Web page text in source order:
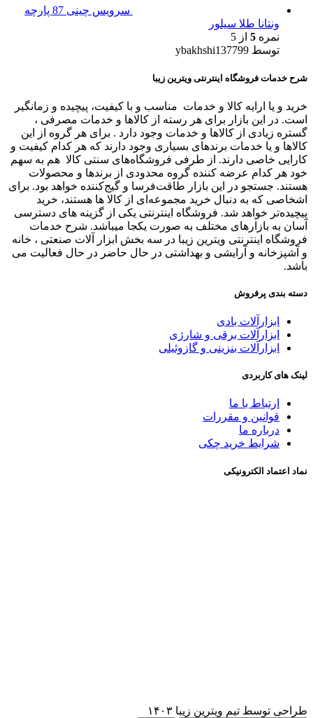
سرویس چینی 87 پارچه
ونتانا طلا سیلور
نمره 5 از 5
توسط ybakhshi137799
شرح خدمات فروشگاه اینترنتی ویترین زیبا
خرید و یا ارایه کالا و خدمات مناسب و با کیفیت، پیچیده و زمانگیر
است. در این بازار برای هر رسته از کالاها و خدمات مصرفی ،
گستره زیادی از کالاها و خدمات وجود دارد . برای هر گروه از این
کالاها و یا خدمات برندهای بسیاری وجود دارند که هر کدام کیفیت و
کارایی خاصی دارند. از طرفی فروشگاه‌های سنتی کالا هم به سهم
خود هر کدام عرضه کننده گروه محدودی از برندها و محصولات
هستند. جستجو در این بازار طاقت‌فرسا و گیج‌کننده خواهد بود. برای
اشخاصی که به دنبال خرید مجموعه‌ای از کالا ها هستند، خرید
پیچیده‌تر خواهد شد. فروشگاه اینترنتی یکی از گزینه های دسترسی
آسان به بازارهای مختلف به صورت یکجا میباشد. شرح خدمات
فروشگاه اینترنتی ویترین زیبا در سه بخش ابزار آلات صنعتی ، خانه
و آشپزخانه و آرایشی و بهداشتی در حال حاضر در حال فعالیت می
باشد.
دسته بندی پرفروش
ابزارآلات بادی
ابزارآلات برقی و شارژی
ابزارآلات بنزینی و گازوئیلی
لینک های کاربردی
ارتباط با ما
قوانین و مقررات
درباره ما
شرايط خريد چکی
نماد اعتماد الکترونیکی
طراحی توسط تیم ویترین زیبا ۱۴۰۳